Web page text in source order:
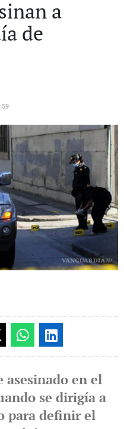
a
de
asesinado en el
se dirigía a
para definir el